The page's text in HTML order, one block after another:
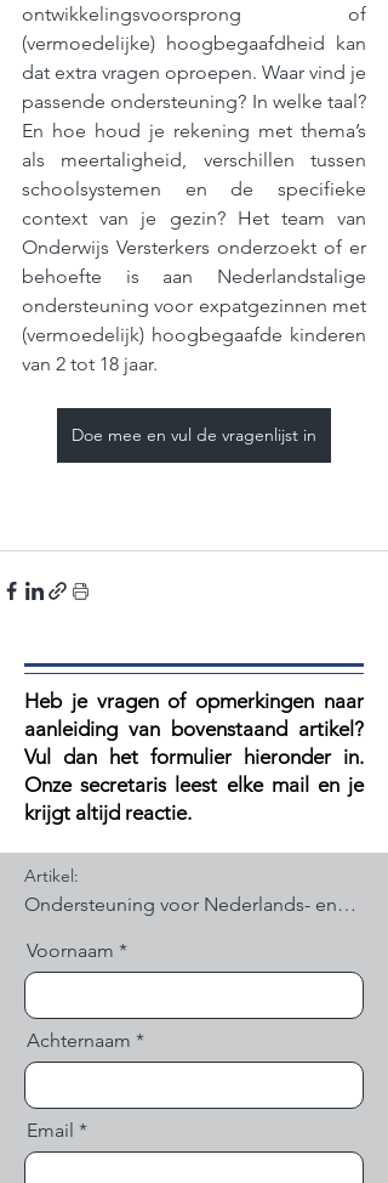
ontwikkelingsvoorsprong of
(vermoedelijke) hoogbegaafdheid kan
dat extra vragen oproepen. Waar vind je
passende ondersteuning? In welke taal?
En hoe houd je rekening met thema’s
als meertaligheid, verschillen tussen
schoolsystemen en de specifieke
context van je gezin? Het team van
Onderwijs Versterkers onderzoekt of er
behoefte is aan Nederlandstalige
ondersteuning voor expatgezinnen met
(vermoedelijk) hoogbegaafde kinderen
van 2 tot 18 jaar.
Doe mee en vul de vragenlijst in
Heb je vragen of opmerkingen naar
aanleiding van bovenstaand artikel?
Vul dan het formulier hieronder in.
Onze secretaris leest elke mail en je
krijgt altijd reactie.
Artikel:
Voornaam
Achternaam
Email